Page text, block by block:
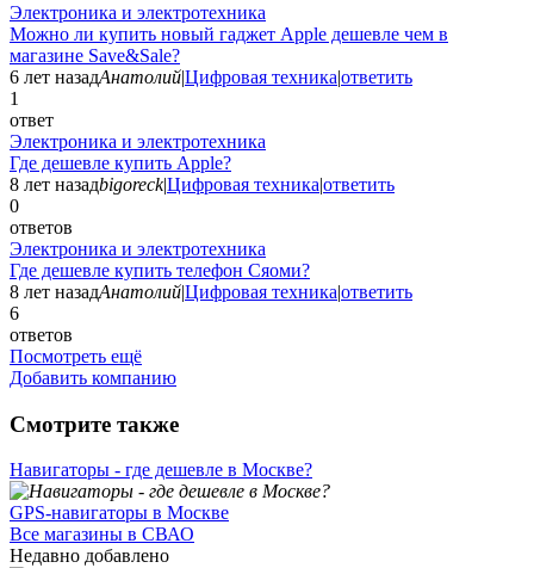
Электроника и электротехника
Можно ли купить новый гаджет Apple дешевле чем в
магазине Save&Sale?
6 лет назадАнатолий|Цифровая техника|ответить
1
ответ
Электроника и электротехника
Где дешевле купить Apple?
8 лет назадbigoreck|Цифровая техника|ответить
0
ответов
Электроника и электротехника
Где дешевле купить телефон Сяоми?
8 лет назадАнатолий|Цифровая техника|ответить
6
ответов
Посмотреть ещё
Добавить компанию
Смотрите также
Навигаторы - где дешевле в Москве?
GPS-навигаторы в Москве
Все магазины в СВАО
Недавно добавлено